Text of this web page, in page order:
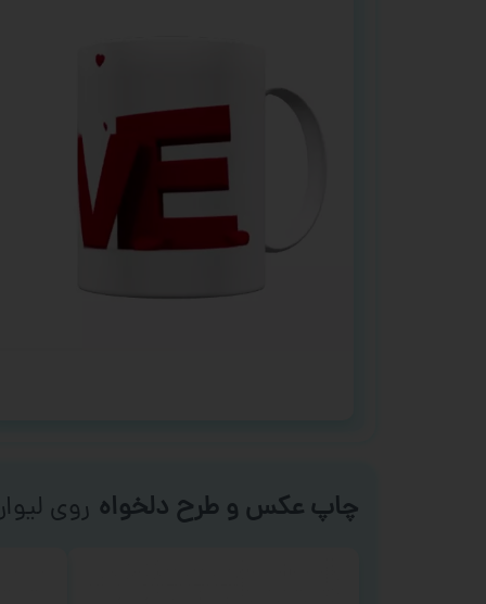
چاپ عکس و طرح دلخواه روی